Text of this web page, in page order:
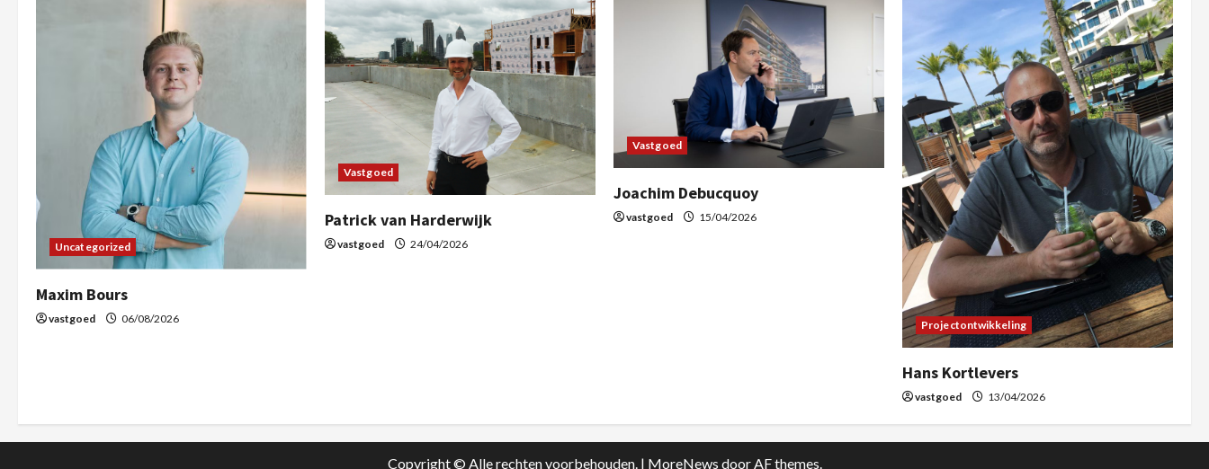
Uncategorized
Maxim Bours
vastgoed 06/08/2026
Vastgoed
Patrick van Harderwijk
vastgoed 24/04/2026
Vastgoed
Joachim Debucquoy
vastgoed 15/04/2026
Projectontwikkeling
Hans Kortlevers
vastgoed 13/04/2026
Copyright © Alle rechten voorbehouden. | MoreNews door AF themes.